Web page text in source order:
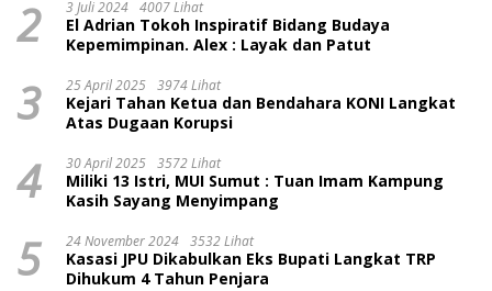
2 3 Juli 2024 4007 Lihat
El Adrian Tokoh Inspiratif Bidang Budaya
Kepemimpinan. Alex : Layak dan Patut
3 25 April 2025 3974 Lihat
Kejari Tahan Ketua dan Bendahara KONI Langkat
Atas Dugaan Korupsi
4 30 April 2025 3572 Lihat
Miliki 13 Istri, MUI Sumut : Tuan Imam Kampung
Kasih Sayang Menyimpang
5 24 November 2024 3532 Lihat
Kasasi JPU Dikabulkan Eks Bupati Langkat TRP
Dihukum 4 Tahun Penjara